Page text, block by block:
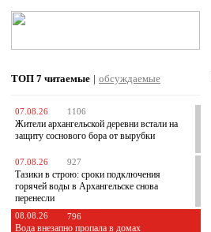
ТОП 7 читаемые | обсуждаемые
07.08.26 1106
Жители архангельской деревни встали на
защиту соснового бора от вырубки
07.08.26 927
Тазики в строю: сроки подключения
горячей воды в Архангельске снова
перенесли
08.08.26 796
Вода внезапно пропала в домах